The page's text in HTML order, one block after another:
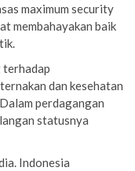
maximum security
membahayakan baik
terhadap
dan kesehatan
perdagangan
statusnya
Indonesia